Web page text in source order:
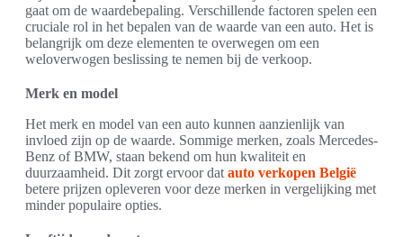
gaat om de waardebepaling. Verschillende factoren spelen een
cruciale rol in het bepalen van de waarde van een auto. Het is
belangrijk om deze elementen te overwegen om een
weloverwogen beslissing te nemen bij de verkoop.
Merk en model
Het merk en model van een auto kunnen aanzienlijk van
invloed zijn op de waarde. Sommige merken, zoals Mercedes-
Benz of BMW, staan bekend om hun kwaliteit en
duurzaamheid. Dit zorgt ervoor dat auto verkopen België
betere prijzen opleveren voor deze merken in vergelijking met
minder populaire opties.